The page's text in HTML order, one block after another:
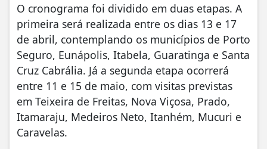
O cronograma foi dividido em duas etapas. A
primeira será realizada entre os dias 13 e 17
de abril, contemplando os municípios de Porto
Seguro, Eunápolis, Itabela, Guaratinga e Santa
Cruz Cabrália. Já a segunda etapa ocorrerá
entre 11 e 15 de maio, com visitas previstas
em Teixeira de Freitas, Nova Viçosa, Prado,
Itamaraju, Medeiros Neto, Itanhém, Mucuri e
Caravelas.